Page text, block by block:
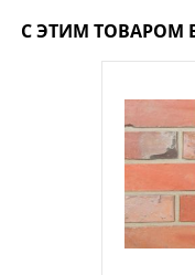
С ЭТИМ ТОВАРОМ